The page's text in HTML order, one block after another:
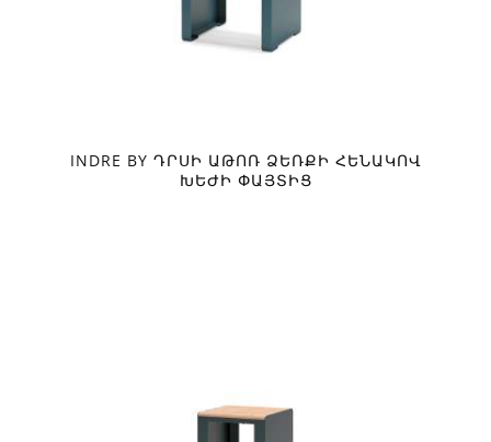
INDRE BY ԴՐՍԻ ԱԹՈՌ ՁԵՌՔԻ ՀԵՆԱԿՈՎ
ԽԵԺԻ ՓԱՅՏԻՑ